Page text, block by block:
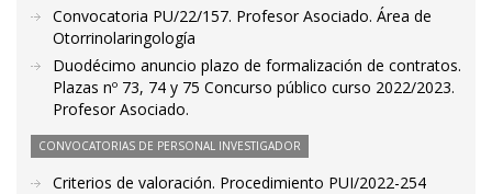
Convocatoria PU/22/157. Profesor Asociado. Área de
Otorrinolaringología
Duodécimo anuncio plazo de formalización de contratos.
Plazas nº 73, 74 y 75 Concurso público curso 2022/2023.
Profesor Asociado.
CONVOCATORIAS DE PERSONAL INVESTIGADOR
Criterios de valoración. Procedimiento PUI/2022-254